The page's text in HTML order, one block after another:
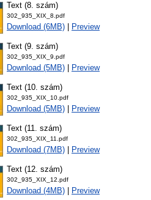
Text (8. szám)
302_935_XIX_8.pdf
Download (6MB) Preview
Text (9. szám)
302_935_XIX_9.pdf
Download (5MB) Preview
Text (10. szám)
302_935_XIX_10.pdf
Download (5MB) Preview
Text (11. szám)
302_935_XIX_11.pdf
Download (7MB) Preview
Text (12. szám)
302_935_XIX_12.pdf
Download (4MB) Preview